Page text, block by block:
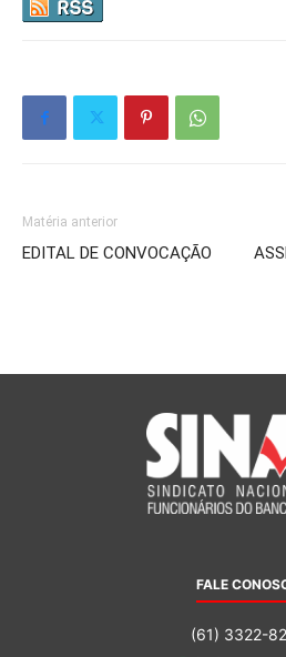
Matéria anterior
EDITAL DE CONVOCAÇÃO
FALE
(61) 3322-